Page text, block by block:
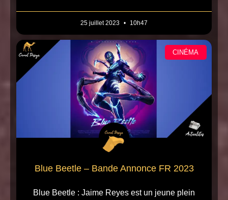
25 juillet 2023 10h47
CINÉMA
Blue Beetle – Bande Annonce FR 2023
Blue Beetle : Jaime Reyes est un jeune plein